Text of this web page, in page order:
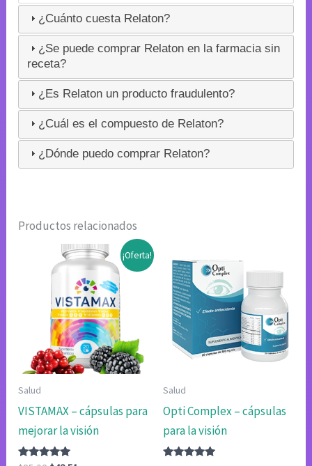
¿Cuánto cuesta Relaton?
¿Se puede comprar Relaton en la farmacia sin
receta?
¿Es Relaton un producto fraudulento?
¿Cuál es el compuesto de Relaton?
¿Dónde puedo comprar Relaton?
Productos relacionados
¡Oferta!
Salud
VISTAMAX – cápsulas para
mejorar la visión
Salud
Opti Complex – cápsulas
para la visión